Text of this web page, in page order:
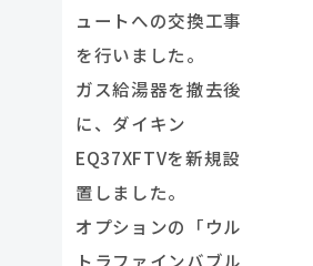
ュートへの交換工事
を行いました。
ガス給湯器を撤去後
に、ダイキン
EQ37XFTVを新規設
置しました。
オプションの「ウル
トラファインバブル